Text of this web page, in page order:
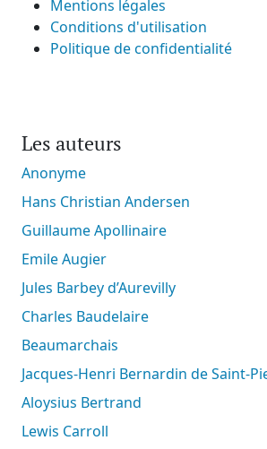
Mentions légales
Conditions d'utilisation
Politique de confidentialité
Les auteurs
Anonyme
Hans Christian Andersen
Guillaume Apollinaire
Emile Augier
Jules Barbey d’Aurevilly
Charles Baudelaire
Beaumarchais
Jacques-Henri Bernardin de Saint-
Aloysius Bertrand
Lewis Carroll